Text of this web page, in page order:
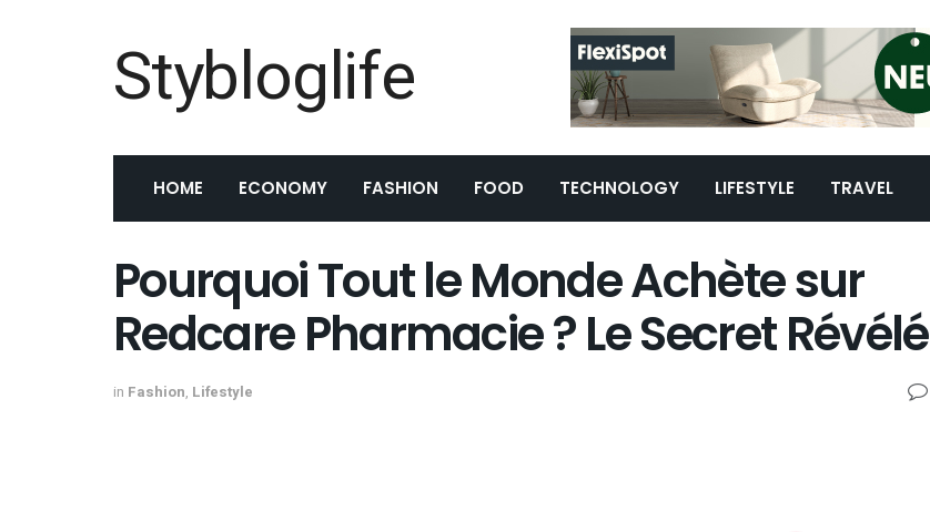
Stybloglife
HOME ECONOMY FASHION FOOD TECHNOLOGY LIFESTYLE TRAVEL
Pourquoi Tout le Monde Achète sur
Redcare Pharmacie ? Le Secret Révélé
in Fashion, Lifestyle